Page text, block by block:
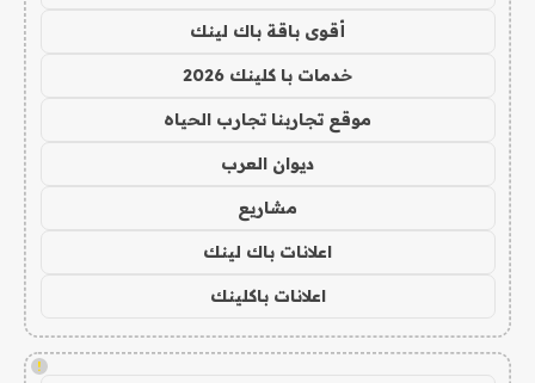
أقوى باقة باك لينك
خدمات با كلينك 2026
موقع تجاربنا تجارب الحياه
ديوان العرب
مشاريع
اعلانات باك لينك
اعلانات باكلينك
!